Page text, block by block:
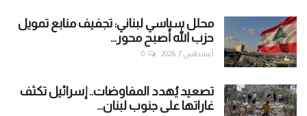
محلل سياسي لبناني: تجفيف منابع تمويل
حزب الله أصبح محور...
أغسطس 7, 2026 0
تصعيد يُهدد المفاوضات.. إسرائيل تكثف
غاراتها على جنوب لبنان...